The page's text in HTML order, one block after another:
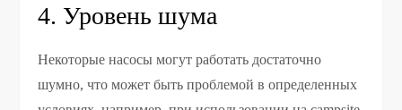
4. Уровень шума
Некоторые насосы могут работать достаточно
шумно, что может быть проблемой в определенных